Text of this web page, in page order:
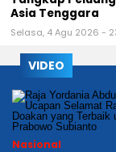
Asia Tenggara
Selasa, 4 Agu 2026 -
VIDEO
Nasional